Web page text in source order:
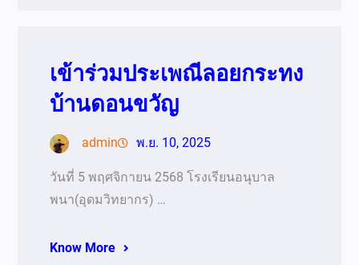
เข้าร่วมประเพณีลอยกระทง
บ้านดอนขวัญ
admin พ.ย. 10, 2025
วันที่ 5 พฤศจิกายน 2568 โรงเรียนอนุบาล
พนา(อุดมวิทยากร) …
Know More